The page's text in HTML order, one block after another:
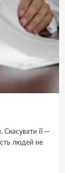
Скасувати її —
людей не